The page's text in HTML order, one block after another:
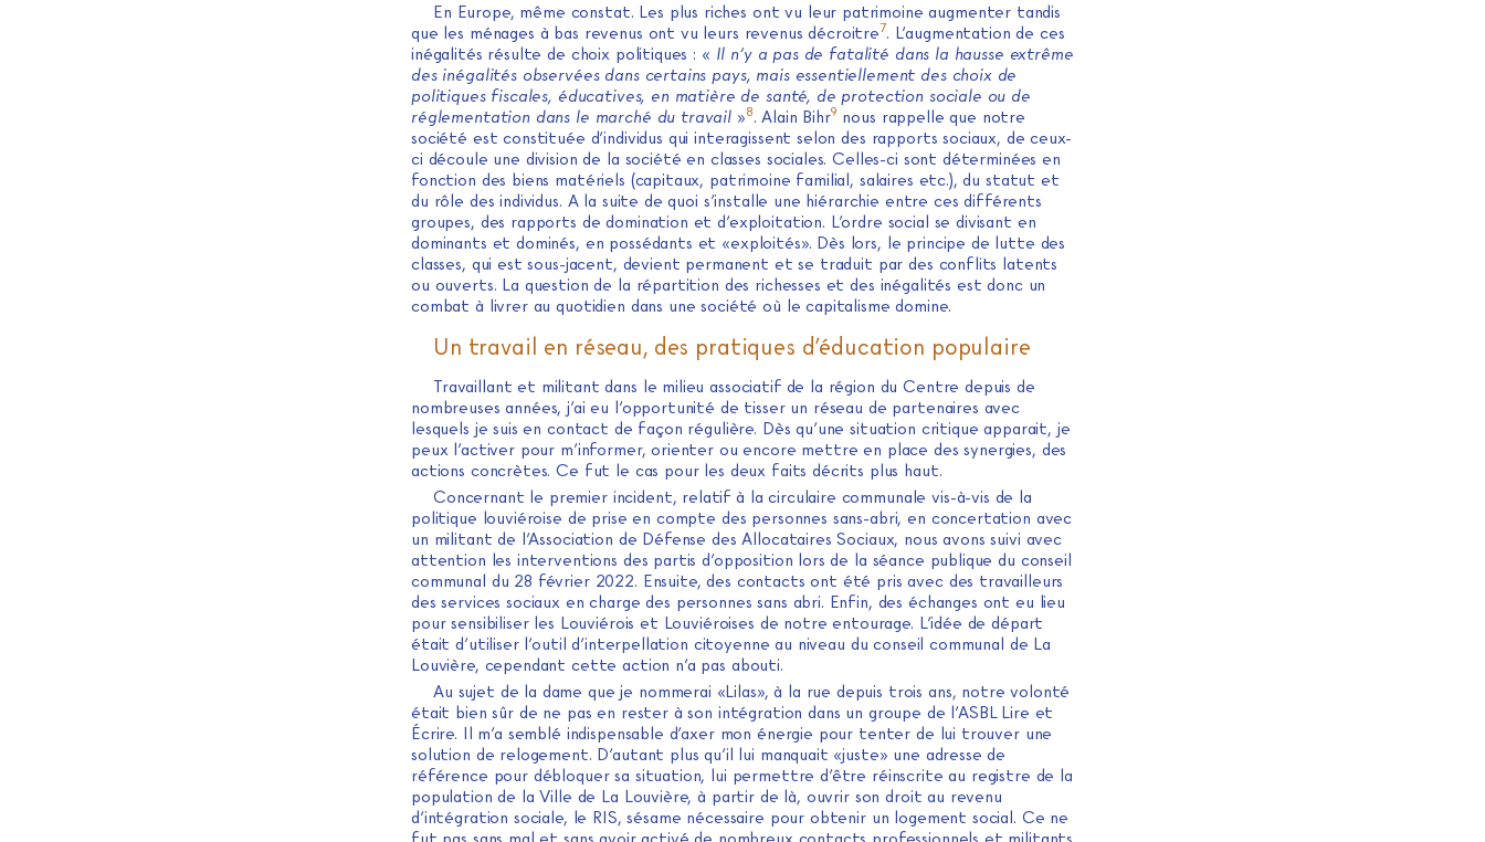
En Europe, même constat. Les plus riches ont vu leur patrimoine augmenter tandis
que les ménages à bas revenus ont vu leurs revenus décroitre7. L’augmentation de ces
inégalités résulte de choix politiques : « Il n’y a pas de fatalité dans la hausse extrême
des inégalités observées dans certains pays, mais essentiellement des choix de
politiques fiscales, éducatives, en matière de santé, de protection sociale ou de
réglementation dans le marché du travail »8. Alain Bihr9 nous rappelle que notre
société est constituée d’individus qui interagissent selon des rapports sociaux, de ceux-
ci découle une division de la société en classes sociales. Celles-ci sont déterminées en
fonction des biens matériels (capitaux, patrimoine familial, salaires etc.), du statut et
du rôle des individus. A la suite de quoi s’installe une hiérarchie entre ces différents
groupes, des rapports de domination et d’exploitation. L’ordre social se divisant en
dominants et dominés, en possédants et «exploités». Dès lors, le principe de lutte des
classes, qui est sous-jacent, devient permanent et se traduit par des conflits latents
ou ouverts. La question de la répartition des richesses et des inégalités est donc un
combat à livrer au quotidien dans une société où le capitalisme domine.
Un travail en réseau, des pratiques d’éducation populaire
Travaillant et militant dans le milieu associatif de la région du Centre depuis de
nombreuses années, j’ai eu l’opportunité de tisser un réseau de partenaires avec
lesquels je suis en contact de façon régulière. Dès qu’une situation critique apparait, je
peux l’activer pour m’informer, orienter ou encore mettre en place des synergies, des
actions concrètes. Ce fut le cas pour les deux faits décrits plus haut.
Concernant le premier incident, relatif à la circulaire communale vis-à-vis de la
politique louviéroise de prise en compte des personnes sans-abri, en concertation avec
un militant de l’Association de Défense des Allocataires Sociaux, nous avons suivi avec
attention les interventions des partis d’opposition lors de la séance publique du conseil
communal du 28 février 2022. Ensuite, des contacts ont été pris avec des travailleurs
des services sociaux en charge des personnes sans abri. Enfin, des échanges ont eu lieu
pour sensibiliser les Louviérois et Louviéroises de notre entourage. L’idée de départ
était d’utiliser l’outil d’interpellation citoyenne au niveau du conseil communal de La
Louvière, cependant cette action n’a pas abouti.
Au sujet de la dame que je nommerai «Lilas», à la rue depuis trois ans, notre volonté
était bien sûr de ne pas en rester à son intégration dans un groupe de l’ASBL Lire et
Écrire. Il m’a semblé indispensable d’axer mon énergie pour tenter de lui trouver une
solution de relogement. D’autant plus qu’il lui manquait «juste» une adresse de
référence pour débloquer sa situation, lui permettre d’être réinscrite au registre de la
population de la Ville de La Louvière, à partir de là, ouvrir son droit au revenu
d’intégration sociale, le RIS, sésame nécessaire pour obtenir un logement social. Ce ne